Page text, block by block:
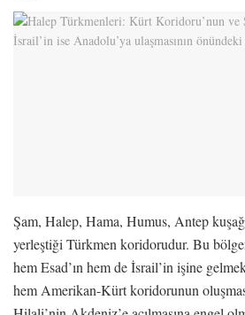
Şam, Halep, Hama, Humus, Antep
yerleştiği Türkmen koridorudur. Bu
hem Esad’ın hem de İsrail’in işine
hem Amerikan-Kürt koridorunun